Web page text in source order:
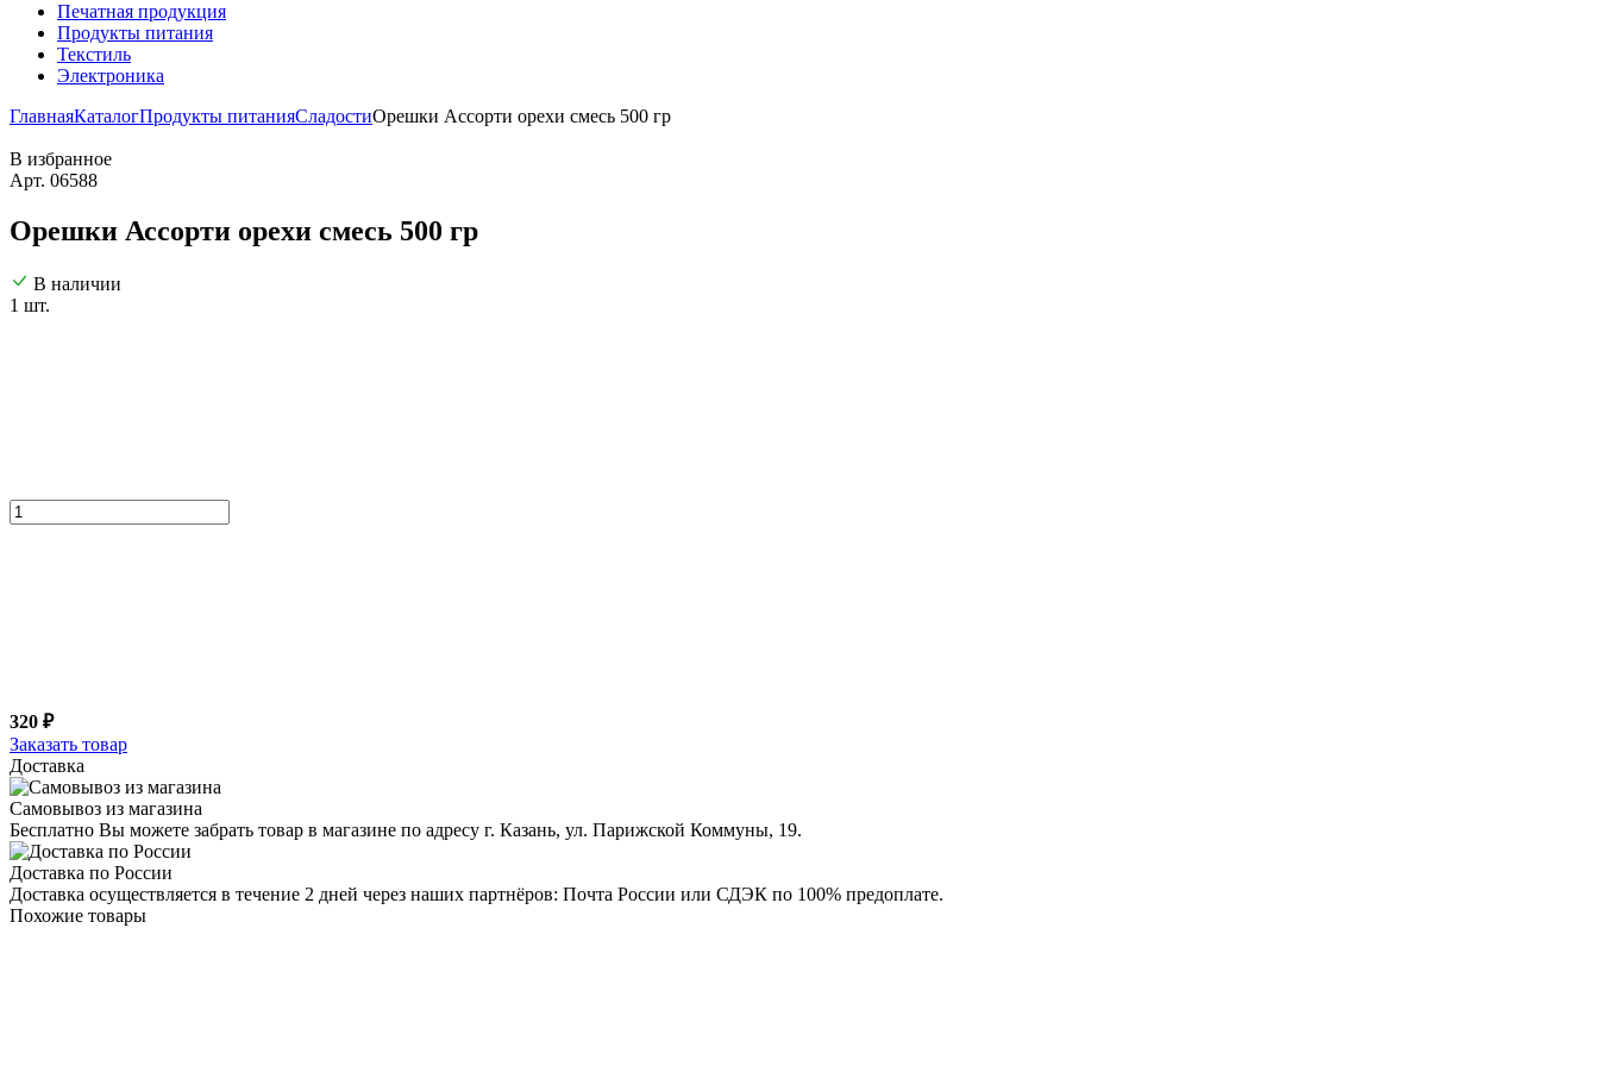
Печатная продукция
Продукты питания
Текстиль
Электроника
ГлавнаяКаталогПродукты питанияСладостиОрешки Ассорти орехи смесь 500 гр
В избранное
Арт. 06588
Орешки Ассорти орехи смесь 500 гр
В наличии
1 шт.
320 ₽
Заказать товар
Доставка
Самовывоз из магазина
Бесплатно Вы можете забрать товар в магазине по адресу г. Казань, ул. Парижской Коммуны, 19.
Доставка по России
Доставка осуществляется в течение 2 дней через наших партнёров: Почта России или СДЭК по 100% предоплате.
Похожие товары